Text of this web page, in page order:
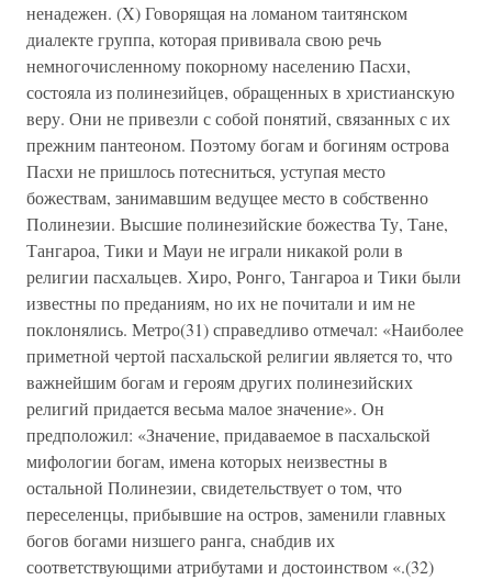
ненадежен. (X) Говорящая на ломаном таитянском
диалекте группа, которая прививала свою речь
немногочисленному покорному населению Пасхи,
состояла из полинезийцев, обращенных в христианскую
веру. Они не привезли с собой понятий, связанных с их
прежним пантеоном. Поэтому богам и богиням острова
Пасхи не пришлось потесниться, уступая место
божествам, занимавшим ведущее место в собственно
Полинезии. Высшие полинезийские божества Ту, Тане,
Тангароа, Тики и Мауи не играли никакой роли в
религии пасхальцев. Хиро, Ронго, Тангароа и Тики были
известны по преданиям, но их не почитали и им не
поклонялись. Метро(31) справедливо отмечал: «Наиболее
приметной чертой пасхальской религии является то, что
важнейшим богам и героям других полинезийских
религий придается весьма малое значение». Он
предположил: «Значение, придаваемое в пасхальской
мифологии богам, имена которых неизвестны в
остальной Полинезии, свидетельствует о том, что
переселенцы, прибывшие на остров, заменили главных
богов богами низшего ранга, снабдив их
соответствующими атрибутами и достоинством «.(32)